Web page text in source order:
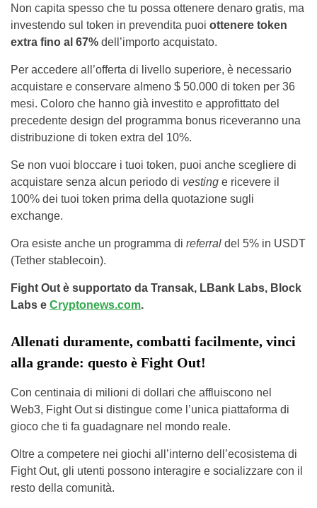
Non capita spesso che tu possa ottenere denaro gratis, ma
investendo sul token in prevendita puoi ottenere token
extra fino al 67% dell’importo acquistato.
Per accedere all’offerta di livello superiore, è necessario
acquistare e conservare almeno $ 50.000 di token per 36
mesi. Coloro che hanno già investito e approfittato del
precedente design del programma bonus riceveranno una
distribuzione di token extra del 10%.
Se non vuoi bloccare i tuoi token, puoi anche scegliere di
acquistare senza alcun periodo di vesting e ricevere il
100% dei tuoi token prima della quotazione sugli
exchange.
Ora esiste anche un programma di referral del 5% in USDT
(Tether stablecoin).
Fight Out è supportato da Transak, LBank Labs, Block
Labs e Cryptonews.com.
Allenati duramente, combatti facilmente, vinci
alla grande: questo è Fight Out!
Con centinaia di milioni di dollari che affluiscono nel
Web3, Fight Out si distingue come l’unica piattaforma di
gioco che ti fa guadagnare nel mondo reale.
Oltre a competere nei giochi all’interno dell’ecosistema di
Fight Out, gli utenti possono interagire e socializzare con il
resto della comunità.